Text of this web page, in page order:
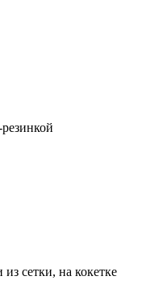
сетки, на кокетке